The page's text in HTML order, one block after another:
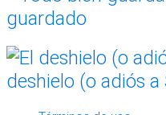
guardado
deshielo (o adiós